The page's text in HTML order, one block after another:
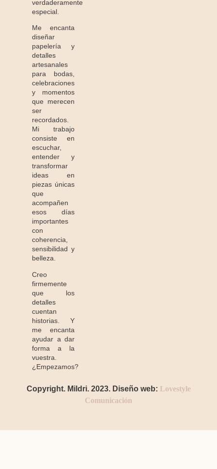
verdaderamente
especial.
Me encanta
diseñar
papelería y
detalles
artesanales
para bodas,
celebraciones
y momentos
que merecen
ser
recordados.
Mi trabajo
consiste en
escuchar,
entender y
transformar
ideas en
piezas únicas
que
acompañen
esos días
importantes
con
coherencia,
sensibilidad y
belleza.
Creo
firmemente
que los
detalles
cuentan
historias. Y
me encanta
ayudar a dar
forma a la
vuestra.
¿Empezamos?
Copyright. Mildri. 2023. Diseño web: Lovestyle
Comunicación